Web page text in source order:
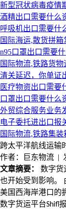
新型冠状病毒疫情
酒精出口需要什么
呼吸机出口需要什
国际海运,散货拼箱
n95口罩出口需要
国际物流,铁路货物
清关延迟，你单证
医疗物资出口需要
口罩出口需要什么
外贸综合服务业务
电子委托进出口报
国际物流,铁路集装
跨太平洋航线运输
作者：巨东物流 |
文章摘要：
数字货
也开始受到影响。
美国西海岸港口的
数字货运平台Shifl